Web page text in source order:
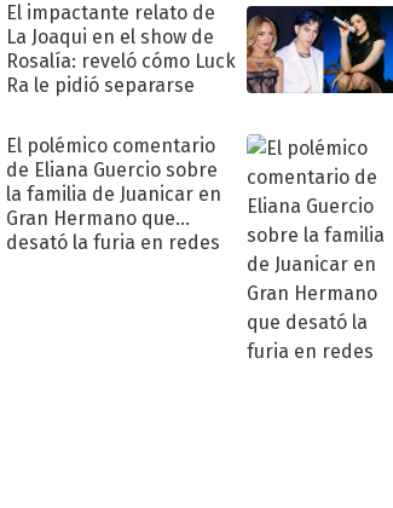
El impactante relato de
La Joaqui en el show de
Rosalía: reveló cómo Luck
Ra le pidió separarse
El polémico comentario
de Eliana Guercio sobre
la familia de Juanicar en
Gran Hermano que
desató la furia en redes